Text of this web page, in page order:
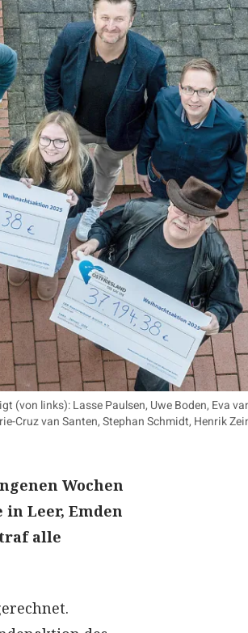
(von links): Lasse Paulsen, Uwe Boden, Eva
Cruz van Santen, Stephan Schmidt, Henrik
Wochen
Leer, Emden
alle